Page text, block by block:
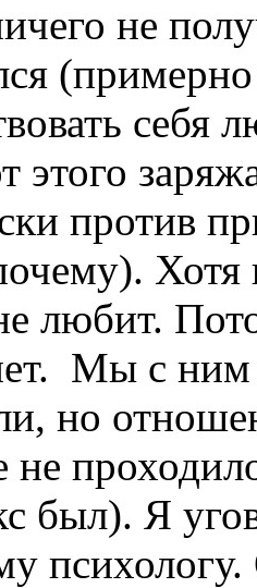
не
себя
этого
против
любит.
Мы с ним
но
не
был). Я